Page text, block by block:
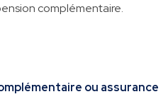
complémentaire.
ou assurance